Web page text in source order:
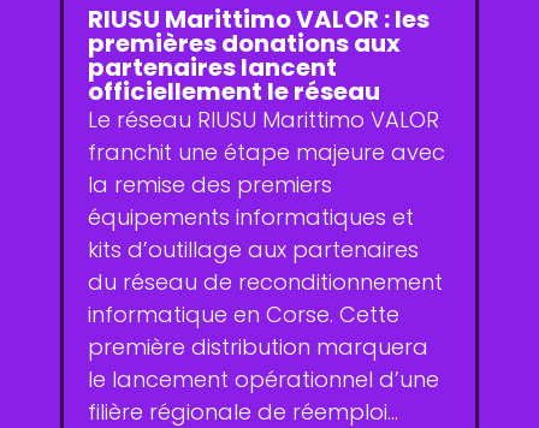
RIUSU Marittimo VALOR : les
premières donations aux
partenaires lancent
officiellement le réseau
Le réseau RIUSU Marittimo VALOR
franchit une étape majeure avec
la remise des premiers
équipements informatiques et
kits d’outillage aux partenaires
du réseau de reconditionnement
informatique en Corse. Cette
première distribution marquera
le lancement opérationnel d’une
filière régionale de réemploi...